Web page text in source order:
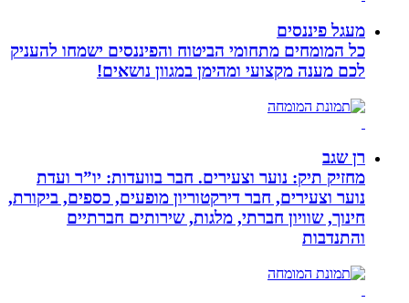
מעגל פיננסים
כל המומחים מתחומי הביטוח והפיננסים ישמחו להעניק
לכם מענה מקצועי ומהימן במגוון נושאים!
רן שגב
מחזיק תיק: נוער וצעירים. חבר בוועדות: יו”ר ועדת
נוער וצעירים, חבר דירקטוריון מופעים, כספים, ביקורת,
חינוך, שוויון חברתי, מלגות, שירותים חברתיים
והתנדבות